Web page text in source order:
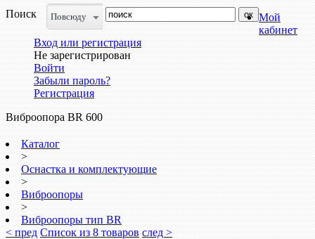
Поиск
Повсюду
Мой
кабинет
Вход или регистрация
Не зарегистрирован
Войти
Забыли пароль?
Регистрация
Виброопора BR 600
Каталог
>
Оснастка и комплектующие
>
Виброопоры
>
Виброопоры тип BR
< пред Список из 8 товаров след >